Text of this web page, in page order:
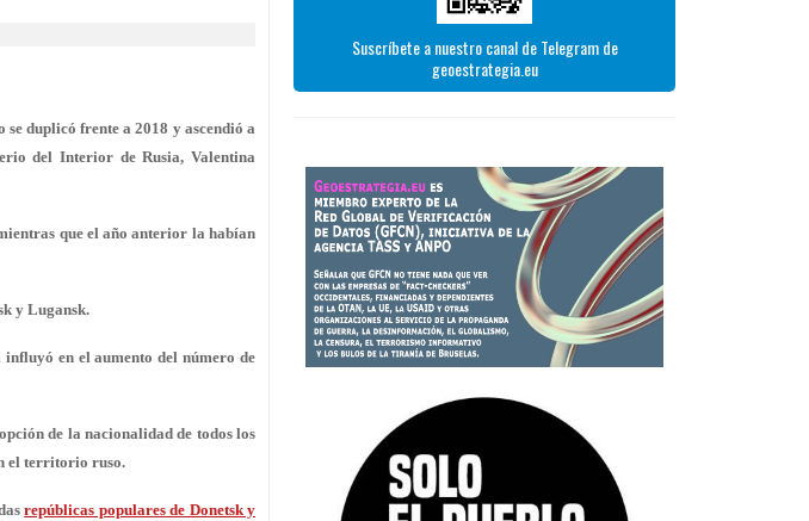
duplicó frente a 2018 y ascendió a
del Interior de Rusia, Valentina
que el año anterior la habían
y Lugansk.
en el aumento del número de
de la nacionalidad de todos los
el territorio ruso.
repúblicas populares de Donetsk y
Suscríbete a nuestro canal de Telegram de
geoestrategia.eu